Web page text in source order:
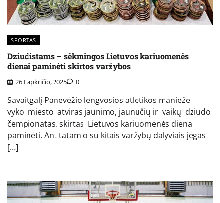
SPORTAS
Dziudistams – sėkmingos Lietuvos kariuomenės
dienai paminėti skirtos varžybos
26 Lapkričio, 2025 0
Savaitgalį Panevėžio lengvosios atletikos manieže
vyko miesto atviras jaunimo, jaunučių ir vaikų dziudo
čempionatas, skirtas Lietuvos kariuomenės dienai
paminėti. Ant tatamio su kitais varžybų dalyviais jėgas
[…]